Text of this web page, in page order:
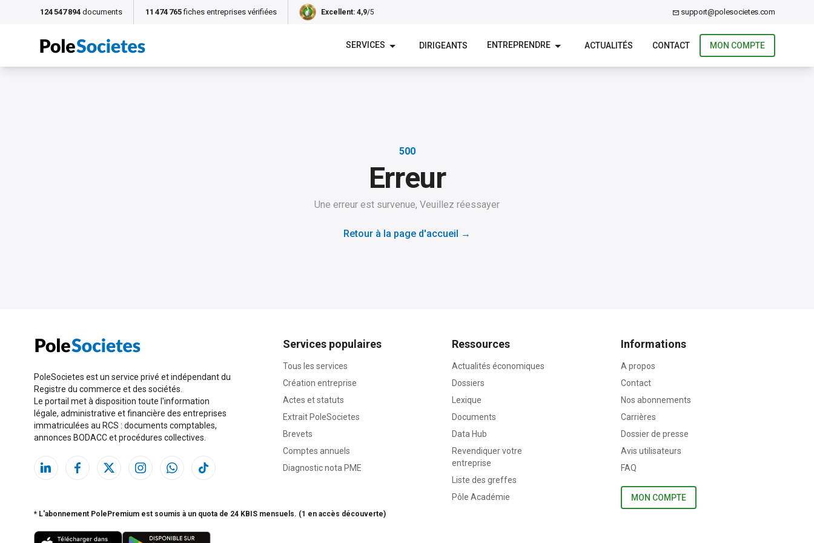
124 547 894 documents 11 474 765 fiches entreprises vérifiées Excellent: 4,9/5 support@polesocietes.com
SERVICES DIRIGEANTS ENTREPRENDRE ACTUALITÉS CONTACT MON COMPTE
500
Erreur
Une erreur est survenue, Veuillez réessayer
Retour à la page d'accueil →
PoleSocietes est un service privé et indépendant du
Registre du commerce et des sociétés.
Le portail met à disposition toute l'information
légale, administrative et financière des entreprises
immatriculées au RCS : documents comptables,
annonces BODACC et procédures collectives.
Services populaires
Tous les services
Création entreprise
Actes et statuts
Extrait PoleSocietes
Brevets
Comptes annuels
Diagnostic nota PME
Ressources
Actualités économiques
Dossiers
Lexique
Documents
Data Hub
Revendiquer votre
entreprise
Liste des greffes
Pôle Académie
Informations
A propos
Contact
Nos abonnements
Carrières
Dossier de presse
Avis utilisateurs
FAQ
MON COMPTE
* L'abonnement PolePremium est soumis à un quota de 24 KBIS mensuels. (1 en accès découverte)